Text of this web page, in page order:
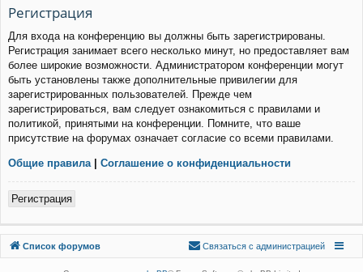
Регистрация
Для входа на конференцию вы должны быть зарегистрированы.
Регистрация занимает всего несколько минут, но предоставляет вам
более широкие возможности. Администратором конференции могут
быть установлены также дополнительные привилегии для
зарегистрированных пользователей. Прежде чем
зарегистрироваться, вам следует ознакомиться с правилами и
политикой, принятыми на конференции. Помните, что ваше
присутствие на форумах означает согласие со всеми правилами.
Общие правила | Соглашение о конфиденциальности
Регистрация
Список форумов
Связаться с
Связаться с администрацией